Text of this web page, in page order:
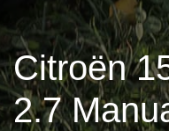
Citroën
2.7